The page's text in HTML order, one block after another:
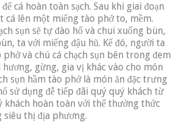
cá hoàn toàn sạch. Sau khi giai đoạn
cá lên một miếng tào phớ to, mềm.
sụn sẽ tự đào hố và chui xuống bùn,
ta với miếng đậu hũ. Kế đó, người ta
và chú cá chạch sụn bên trong đem
gừng, gia vị khác vào cho món
sụn hầm tào phở là món ăn đặc trưng
sử dụng đễ tiếp đãi quý quý khách từ
khách hoàn toàn với thể thưởng thức
siêu thị địa phương.